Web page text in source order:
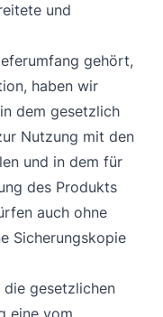
und
gehört,
haben wir
dem gesetzlich
Nutzung mit den
und in dem für
des Produkts
auch ohne
Sicherungskopie
die gesetzlichen
eine vom